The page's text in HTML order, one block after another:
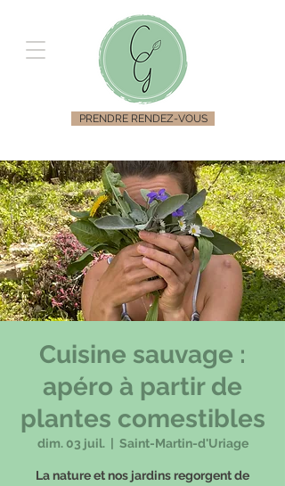
PRENDRE RENDEZ-VOUS
Cuisine sauvage :
apéro à partir de
plantes comestibles
dim. 03 juil.
  |
Saint-Martin-d'Uriage
La nature et nos jardins regorgent de